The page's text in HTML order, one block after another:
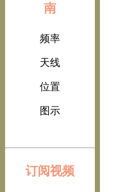
南
频率
天线
位置
图示
订阅视频